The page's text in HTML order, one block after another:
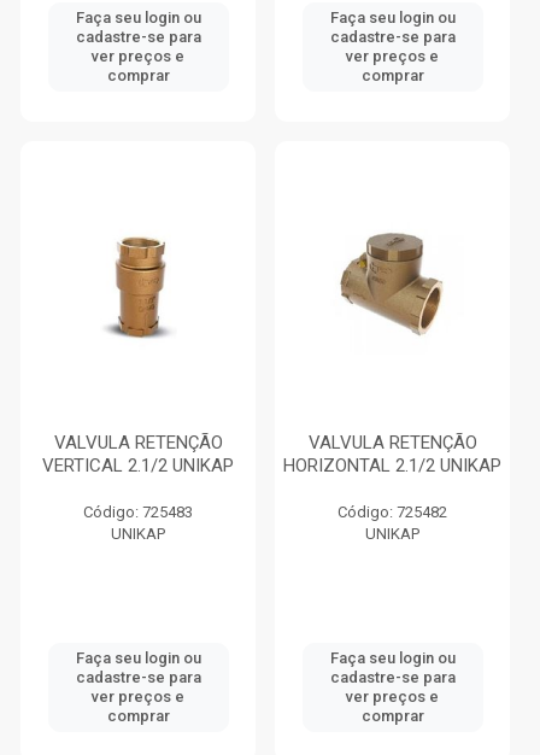
Faça seu login ou
cadastre-se para
ver preços e
comprar
Faça seu login ou
cadastre-se para
ver preços e
comprar
VALVULA RETENÇÃO
VERTICAL 2.1/2 UNIKAP
Código: 725483
UNIKAP
Faça seu login ou
cadastre-se para
ver preços e
comprar
VALVULA RETENÇÃO
HORIZONTAL 2.1/2 UNIKAP
Código: 725482
UNIKAP
Faça seu login ou
cadastre-se para
ver preços e
comprar